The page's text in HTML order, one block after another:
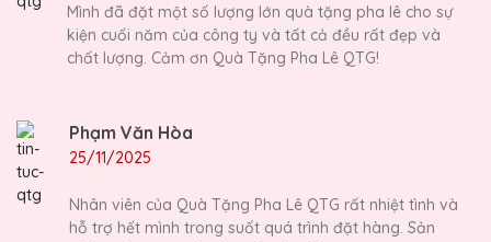
Mình đã đặt một số lượng lớn quà tặng pha lê cho sự
kiện cuối năm của công ty và tất cả đều rất đẹp và
chất lượng. Cảm ơn Quà Tặng Pha Lê QTG!
Phạm Văn Hòa
25/11/2025
Nhân viên của Quà Tặng Pha Lê QTG rất nhiệt tình và
hỗ trợ hết mình trong suốt quá trình đặt hàng. Sản